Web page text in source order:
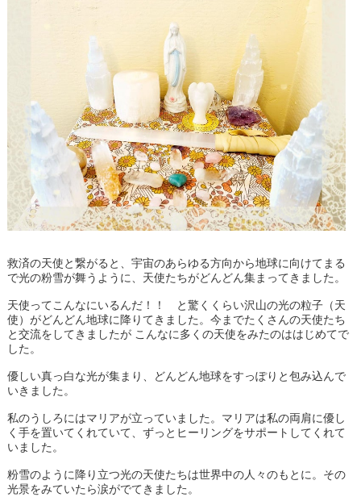
救済の天使と繋がると、宇宙のあらゆる方向から地球に向けてまる
で光の粉雪が舞うように、天使たちがどんどん集まってきました。
天使ってこんなにいるんだ！！ と驚くくらい沢山の光の粒子（天
使）がどんどん地球に降りてきました。今までたくさんの天使たち
と交流をしてきましたが こんなに多くの天使をみたのははじめてで
した。
優しい真っ白な光が集まり、どんどん地球をすっぽりと包み込んで
いきました。
私のうしろにはマリアが立っていました。マリアは私の両肩に優し
く手を置いてくれていて、ずっとヒーリングをサポートしてくれて
いました。
粉雪のように降り立つ光の天使たちは世界中の人々のもとに。その
光景をみていたら涙がでてきました。